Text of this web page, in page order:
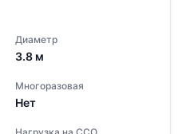
Диаметр
3.8 м
Многоразовая
Нет